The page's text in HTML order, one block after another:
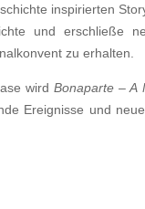
inspirierten
und erschließe
zu erhalten.
wirdBonaparte – A
Ereignisse und